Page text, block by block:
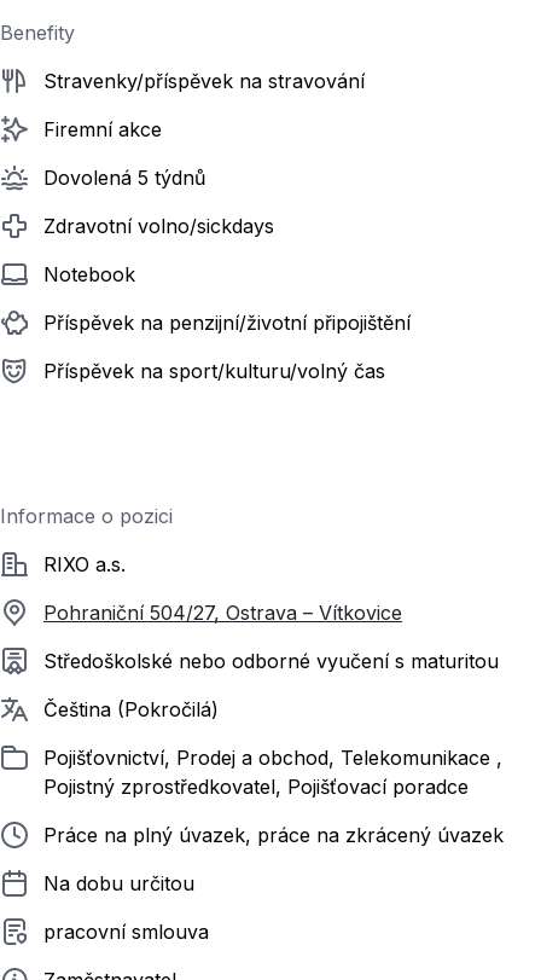
Benefity
Stravenky/příspěvek na stravování
Firemní akce
Dovolená 5 týdnů
Zdravotní volno/sickdays
Notebook
Příspěvek na penzijní/životní připojištění
Příspěvek na sport/kulturu/volný čas
Informace o pozici
SpolečnostRIXO a.s.
Pohraniční 504/27, Ostrava – Vítkovice
Požadované vzdělání
Středoškolské nebo odborné vyučení s maturitou
Požadované jazyky
Čeština (Pokročilá)
ZařazenoPojišťovnictví, Prodej a obchod, Telekomunikace ,
Pojistný zprostředkovatel, Pojišťovací poradce
Typ pracovního poměru
Práce na plný úvazek, práce na zkrácený úvazek
Délka pracovního poměru
Na dobu určitou
Typ smluvního vztahu
pracovní smlouva
Zadavatel